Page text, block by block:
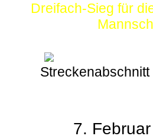
Dreifach-Sieg für
7.